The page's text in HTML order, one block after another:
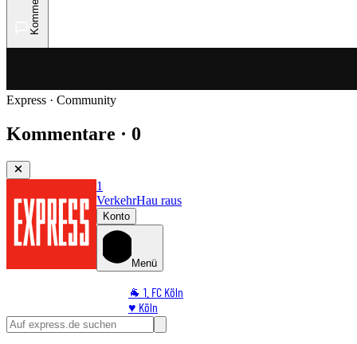
Express · Community
Kommentare · 0
1
VerkehrHau raus
Konto
Menü
🐐 1. FC Köln
♥️ Köln
⭐ Promi